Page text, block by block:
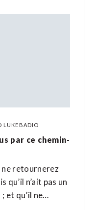
LUKEBADIO
par ce chemin-
ne retournerez
qu’il n’ait pas un
et qu’il ne…